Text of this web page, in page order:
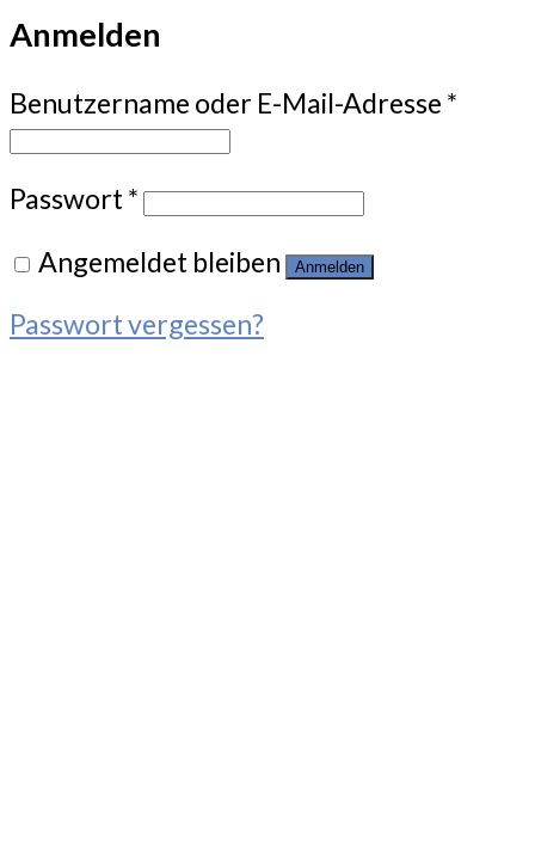
Anmelden
Benutzername oder E-Mail-Adresse *
Passwort*
Angemeldet bleiben
Anmelden
Passwort vergessen?